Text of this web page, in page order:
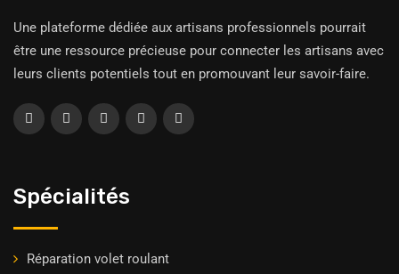
Une plateforme dédiée aux artisans professionnels pourrait
être une ressource précieuse pour connecter les artisans avec
leurs clients potentiels tout en promouvant leur savoir-faire.
Spécialités
Réparation volet roulant